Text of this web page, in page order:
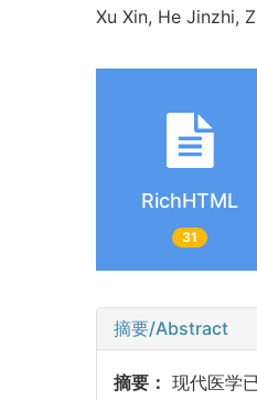
Xu Xin, He Jinzhi,
RichHTML
31
摘要/Abstract
摘要： 现代医学